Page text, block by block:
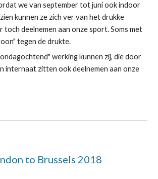
we van september tot juni ook indoor
kunnen ze zich ver van het drukke
deelnemen aan onze sport. Soms met
tegen de drukte.
werking kunnen zij, die door
internaat zitten ook deelnemen aan onze
to Brussels 2018